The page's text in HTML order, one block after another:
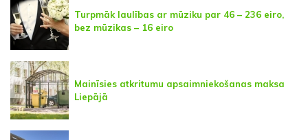
Turpmāk laulības ar mūziku par 46 – 236 eiro,
bez mūzikas – 16 eiro
Mainīsies atkritumu apsaimniekošanas maksa
Liepājā